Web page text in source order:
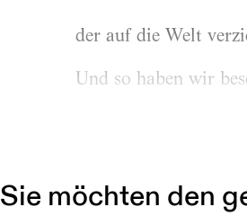
der auf die Welt
Und so haben wir
Sie möchten den